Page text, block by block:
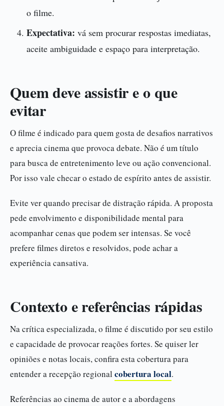
o filme.
Expectativa: vá sem procurar respostas imediatas,
aceite ambiguidade e espaço para interpretação.
Quem deve assistir e o que
evitar
O filme é indicado para quem gosta de desafios narrativos
e aprecia cinema que provoca debate. Não é um título
para busca de entretenimento leve ou ação convencional.
Por isso vale checar o estado de espírito antes de assistir.
Evite ver quando precisar de distração rápida. A proposta
pede envolvimento e disponibilidade mental para
acompanhar cenas que podem ser intensas. Se você
prefere filmes diretos e resolvidos, pode achar a
experiência cansativa.
Contexto e referências rápidas
Na crítica especializada, o filme é discutido por seu estilo
e capacidade de provocar reações fortes. Se quiser ler
opiniões e notas locais, confira esta cobertura para
entender a recepção regional cobertura local.
Referências ao cinema de autor e a abordagens